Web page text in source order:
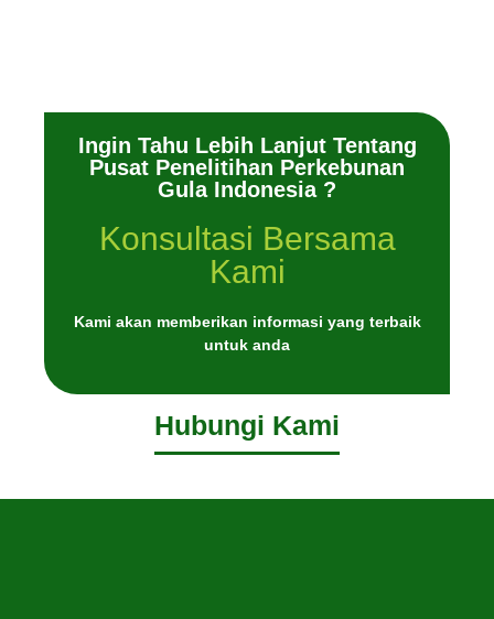
Ingin Tahu Lebih Lanjut Tentang
Pusat Penelitihan Perkebunan
Gula Indonesia ?
Konsultasi Bersama
Kami
Kami akan memberikan informasi yang terbaik
untuk anda
Hubungi Kami